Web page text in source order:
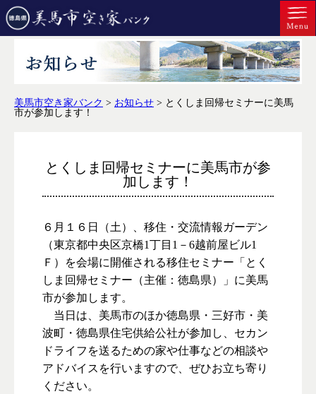
美馬市空き家バンク > お知らせ > とくしま回帰セミナーに美馬
市が参加します！
とくしま回帰セミナーに美馬市が参
加します！
６月１６日（土）、移住・交流情報ガーデン
（東京都中央区京橋1丁目1－6越前屋ビル1
Ｆ）を会場に開催される移住セミナー「とく
しま回帰セミナー（主催：徳島県）」に美馬
市が参加します。
当日は、美馬市のほか徳島県・三好市・美
波町・徳島県住宅供給公社が参加し、セカン
ドライフを送るための家や仕事などの相談や
アドバイスを行いますので、ぜひお立ち寄り
ください。